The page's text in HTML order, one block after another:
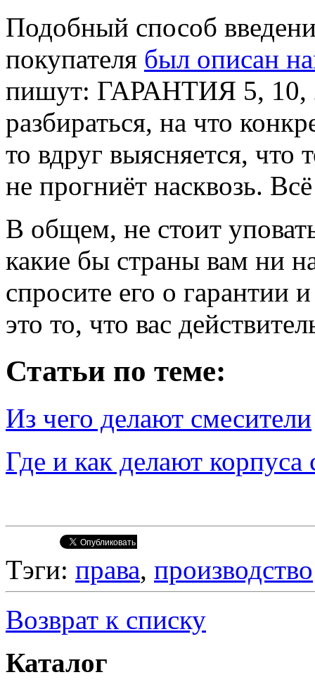
Подобный способ
покупателя был описан
пишут: ГАРАНТИЯ 5, 10,
разбираться, на что
то вдруг выясняется, что
не прогниёт насквозь.
В общем, не стоит
какие бы страны вам ни
спросите его о гарантии
это то, что вас
Статьи по теме:
Из чего делают смесители
Где и как делают корпуса
Тэги: права, производство
Возврат к списку
Каталог